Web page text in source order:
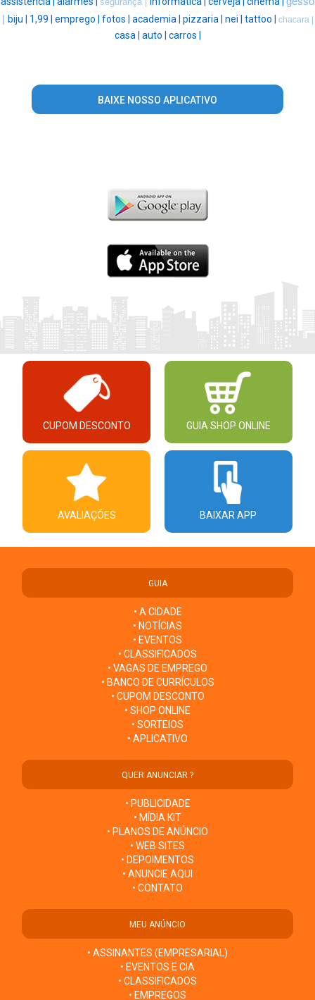
| biju | 1,99 | emprego | fotos | academia | pizzaria | nei | tattoo | chacara |
casa | auto | carros |
BAIXE NOSSO APLICATIVO
CUPOM DESCONTO GUIA SHOP ONLINE
AVALIAÇÕES BAIXAR APP
GUIA
• A CIDADE
• NOTÍCIAS
• EVENTOS
• CLASSIFICADOS
• VAGAS DE EMPREGO
• BANCO DE CURRÍCULOS
• CUPOM DESCONTO
• SHOP ONLINE
• SORTEIOS
• APLICATIVO
QUER ANUNCIAR ?
• PUBLICIDADE
• MÍDIA KIT
• PLANOS DE ANÚNCIO
• WEB SITES
• DEPOIMENTOS
• ANUNCIE AQUI
• CONTATO
MEU ANÚNCIO
• ASSINANTES (EMPRESARIAL)
• EVENTOS E CIA
• CLASSIFICADOS
• EMPREGOS